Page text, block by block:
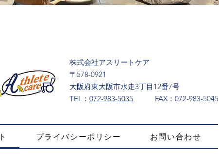
株式会社アスリートケア
〒578-0921
大阪府東大阪市水走3丁目12番7号
​TEL： 072-983-5035 ​FAX：072-983-5045
プライバシーポリシー お問い合わせ